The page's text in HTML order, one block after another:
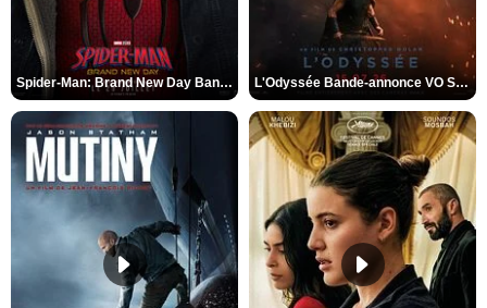
Spider-Man: Brand New Day Bande-annonce VO STFR L'Odyssée Bande-annonce VO STFR